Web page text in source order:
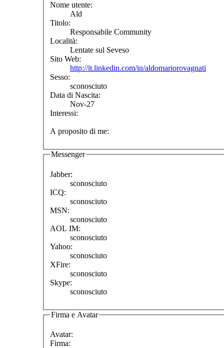
Nome utente:
Ald
Titolo:
Responsabile Community
Località:
Lentate sul Seveso
Sito Web:
http://it.linkedin.com/in/aldomariorovagnati
Sesso:
sconosciuto
Data di Nascita:
Nov-27
Interessi:
A proposito di me:
Messenger
Jabber:
sconosciuto
ICQ:
sconosciuto
MSN:
sconosciuto
AOL IM:
sconosciuto
Yahoo:
sconosciuto
XFire:
sconosciuto
Skype:
sconosciuto
Firma e Avatar
Avatar:
Firma: